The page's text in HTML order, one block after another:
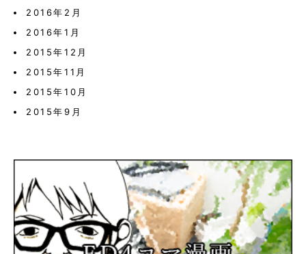
2016年2月
2016年1月
2015年12月
2015年11月
2015年10月
2015年9月